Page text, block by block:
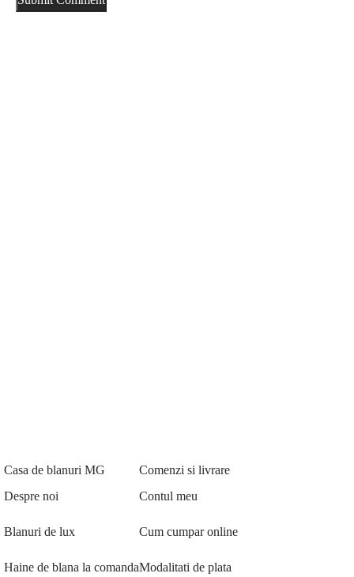
Casa de blanuri MG
Despre noi
Blanuri de lux
Haine de blana la comanda
Comenzi si livrare
Contul meu
Cum cumpar online
Modalitati de plata